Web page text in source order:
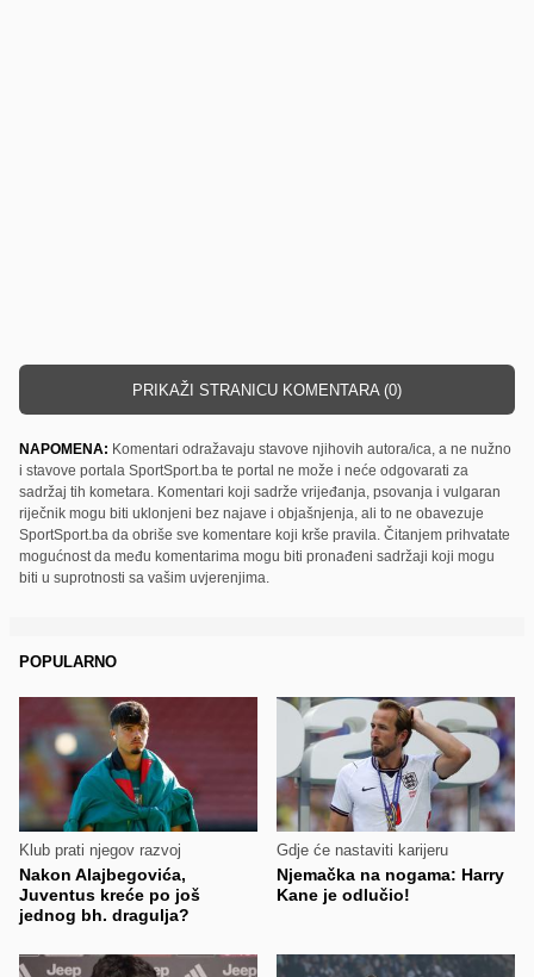
PRIKAŽI STRANICU KOMENTARA (0)
NAPOMENA: Komentari odražavaju stavove njihovih autora/ica, a ne nužno
i stavove portala SportSport.ba te portal ne može i neće odgovarati za
sadržaj tih kometara. Komentari koji sadrže vrijeđanja, psovanja i vulgaran
riječnik mogu biti uklonjeni bez najave i objašnjenja, ali to ne obavezuje
SportSport.ba da obriše sve komentare koji krše pravila. Čitanjem prihvatate
mogućnost da među komentarima mogu biti pronađeni sadržaji koji mogu
biti u suprotnosti sa vašim uvjerenjima.
POPULARNO
Klub prati njegov razvoj
Nakon Alajbegovića,
Juventus kreće po još
jednog bh. dragulja?
Gdje će nastaviti karijeru
Njemačka na nogama: Harry
Kane je odlučio!